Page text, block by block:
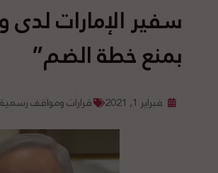
سفير الإمارات
بمنع خطة الضم”
فبراير 1, 2021 قرارات ومواقف